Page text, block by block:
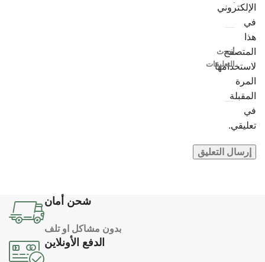
الإلكتروني
في
هذا
المتصفح
لاستخدامها
المرة
المقبلة
في
تعليقي.
أحدث
التعليقات
شحن أمان
بدون مشاكل او تلف
الدفع الأونلاين